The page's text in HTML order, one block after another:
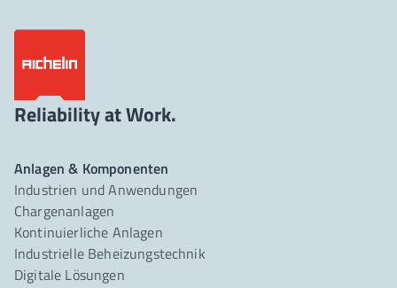
Reliability at Work.
Anlagen & Komponenten
Industrien und Anwendungen
Chargenanlagen
Kontinuierliche Anlagen
Industrielle Beheizungstechnik
Digitale Lösungen